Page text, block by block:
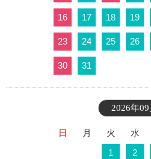
16 17 18 19
23 24 25 26
30 31
2026年09
日 月 火 水
1
2